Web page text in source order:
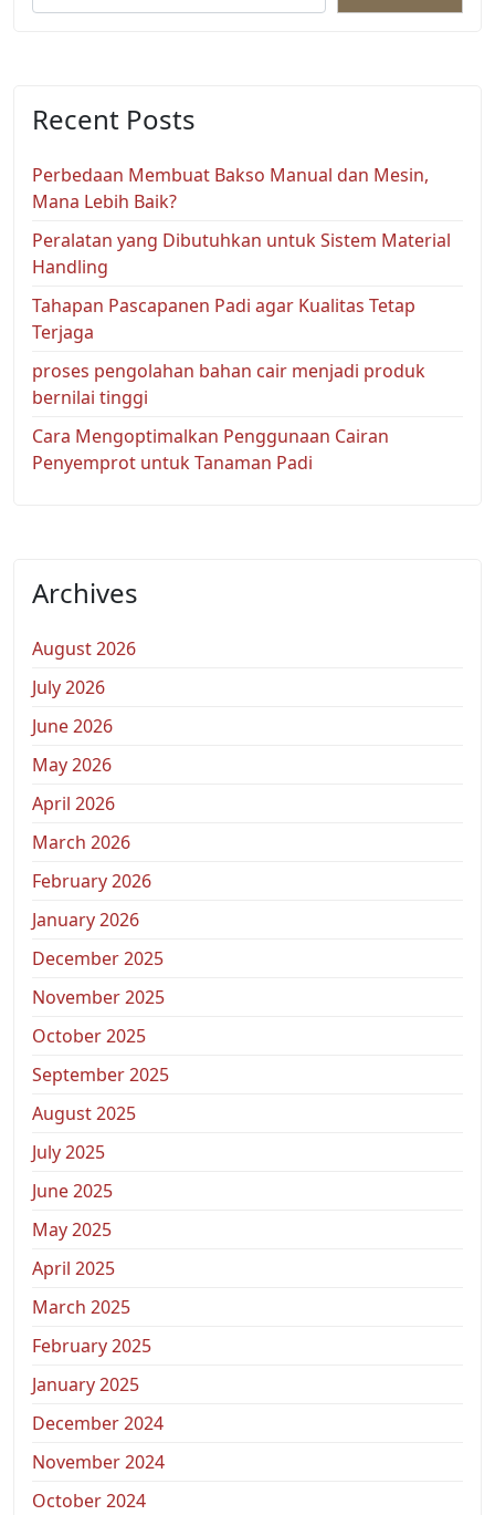
Recent Posts
Perbedaan Membuat Bakso Manual dan Mesin,
Mana Lebih Baik?
Peralatan yang Dibutuhkan untuk Sistem Material
Handling
Tahapan Pascapanen Padi agar Kualitas Tetap
Terjaga
proses pengolahan bahan cair menjadi produk
bernilai tinggi
Cara Mengoptimalkan Penggunaan Cairan
Penyemprot untuk Tanaman Padi
Archives
August 2026
July 2026
June 2026
May 2026
April 2026
March 2026
February 2026
January 2026
December 2025
November 2025
October 2025
September 2025
August 2025
July 2025
June 2025
May 2025
April 2025
March 2025
February 2025
January 2025
December 2024
November 2024
October 2024